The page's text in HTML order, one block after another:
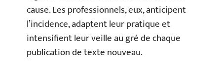
cause. Les professionnels, eux, anticipent
l’incidence, adaptent leur pratique et
intensifient leur veille au gré de chaque
publication de texte nouveau.